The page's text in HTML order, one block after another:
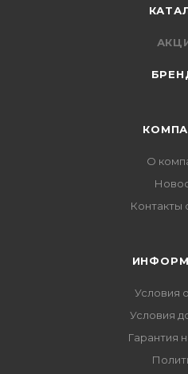
О
Контакты
Условия
Условия
Гарантия